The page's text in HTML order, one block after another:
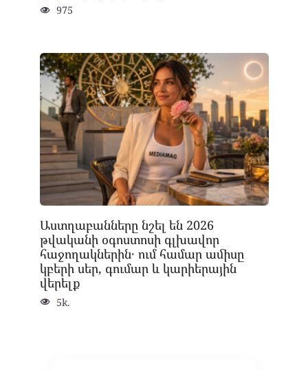
975
Աստղաբանները նշել են 2026
թվականի օգոստոսի գլխավոր
հաջողակներին․ ում համար ամիսը
կբերի սեր, գումար և կարիերային
վերելք
5k.